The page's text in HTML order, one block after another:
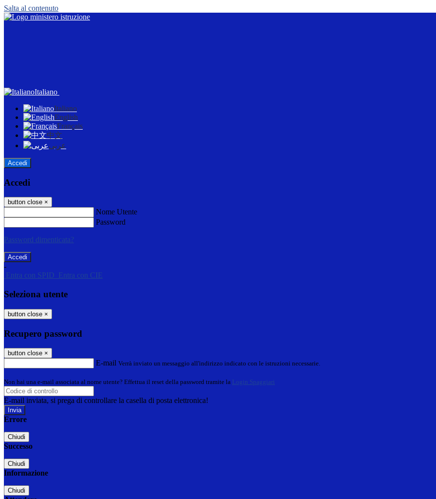
Salta al contenuto
Italiano
Italiano
English
Français
中文
عربى
Accedi
Accedi
button close ×
Nome Utente
Password
Password dimenticata?
-
Entra con SPID
Entra con CIE
Seleziona utente
button close ×
Recupero password
button close ×
E-mail Verrà inviato un messaggio all'indirizzo indicato con le istruzioni necessarie.
Non hai una e-mail associata al nome utente? Effettua il reset della password tramite la Login Spaggiari
E-mail inviata, si prega di controllare la casella di posta elettronica!
Errore
Chiudi
Successo
Chiudi
Informazione
Chiudi